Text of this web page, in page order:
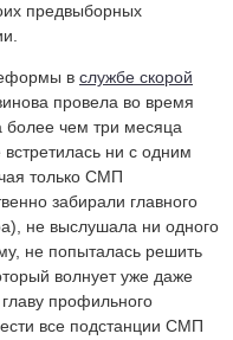
предвыборных
в службе скорой
провела во время
более чем три месяца
ни с одним
только СМП
забирали главного
не выслушала ни одного
не попыталась решить
волнует уже даже
профильного
все подстанции СМП